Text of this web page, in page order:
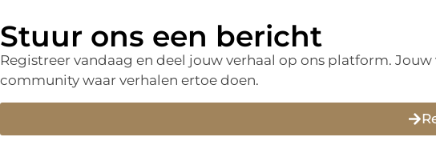
Stuur ons een bericht
Registreer vandaag en deel jouw verhaal op ons platform.
community waar verhalen ertoe doen.